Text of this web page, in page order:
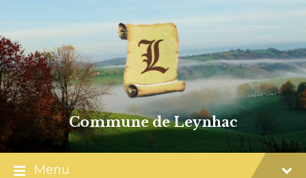
content
main
navigation
footer
Commune de Leynhac
Menu